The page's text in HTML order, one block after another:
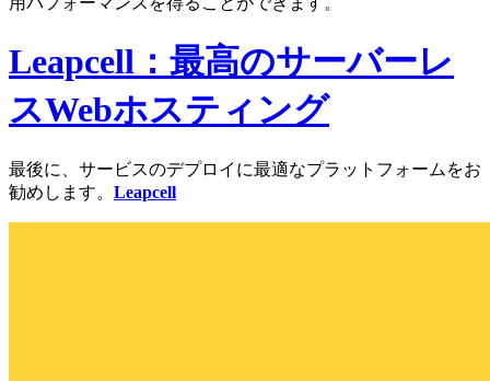
Leapcell：最高のサーバーレ
スWebホスティング
最後に、サービスのデプロイに最適なプラットフォームをお
勧めします。 Leapcell